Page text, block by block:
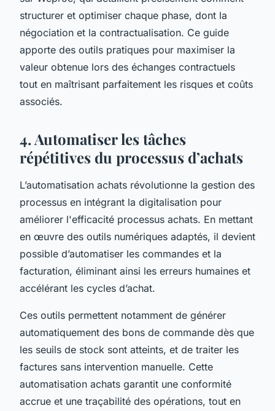
structurer et optimiser chaque phase, dont la
négociation et la contractualisation. Ce guide
apporte des outils pratiques pour maximiser la
valeur obtenue lors des échanges contractuels
tout en maîtrisant parfaitement les risques et coûts
associés.
4. Automatiser les tâches
répétitives du processus d’achats
L’automatisation achats révolutionne la gestion des
processus en intégrant la digitalisation pour
améliorer l'efficacité processus achats. En mettant
en œuvre des outils numériques adaptés, il devient
possible d’automatiser les commandes et la
facturation, éliminant ainsi les erreurs humaines et
accélérant les cycles d’achat.
Ces outils permettent notamment de générer
automatiquement des bons de commande dès que
les seuils de stock sont atteints, et de traiter les
factures sans intervention manuelle. Cette
automatisation achats garantit une conformité
accrue et une traçabilité des opérations, tout en